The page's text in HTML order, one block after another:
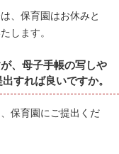
、保育園はお休みと
します。
、母子手帳の写しや
すれば良いですか。
保育園にご提出くだ